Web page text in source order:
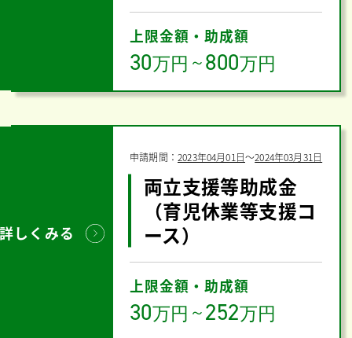
上限金額・助成額
30万円 ～800万円
詳しくみる
申請期間：2023年04月01日〜2024年03月31日
両立支援等助成金
（育児休業等支援コ
ース）
上限金額・助成額
30万円 ～252万円